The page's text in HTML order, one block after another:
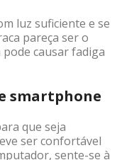
luz suficiente e se
pareça ser o
causar fadiga
smartphone
que seja
ser confortável
sente-se à